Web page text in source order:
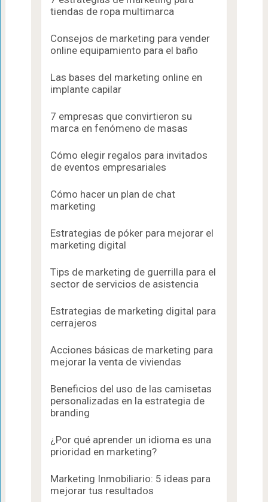
tiendas de ropa multimarca
Consejos de marketing para vender
online equipamiento para el baño
Las bases del marketing online en
implante capilar
7 empresas que convirtieron su
marca en fenómeno de masas
Cómo elegir regalos para invitados
de eventos empresariales
Cómo hacer un plan de chat
marketing
Estrategias de póker para mejorar el
marketing digital
Tips de marketing de guerrilla para el
sector de servicios de asistencia
Estrategias de marketing digital para
cerrajeros
Acciones básicas de marketing para
mejorar la venta de viviendas
Beneficios del uso de las camisetas
personalizadas en la estrategia de
branding
¿Por qué aprender un idioma es una
prioridad en marketing?
Marketing Inmobiliario: 5 ideas para
mejorar tus resultados